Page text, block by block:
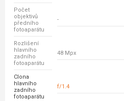
Počet
objektivů
předního
fotoaparátu
-
Rozlišení
hlavního
zadního
fotoaparátu
48 Mpx
Clona
hlavního
zadního
fotoaparátu
f/1.4